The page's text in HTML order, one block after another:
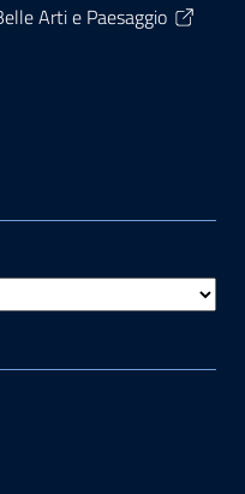
Arti e Paesaggio